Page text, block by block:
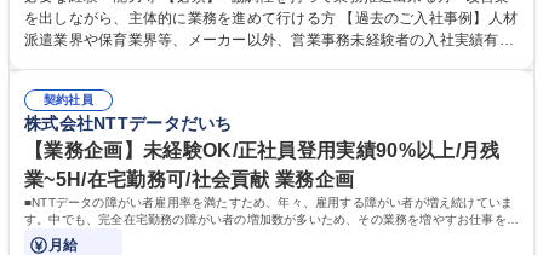
て業務を覚えていただくことが可能です。業務システムがきちんと構築さ
れているため、スムーズに仕事に慣れることができる環境です。また、
募集職種 【大阪・京都・滋賀】営業事務 ※未経験可
を出しながら、主体的に業務を進めて行ける方 【過去のご入社事例】人材
派遣業界や保育業界等、メーカー以外、営業事務未経験者の入社実績有
えて、お客様や社員の状況に合わせ、能動的なサポート、改善の動きも期
待され。組織を支えるスペシャリストとして、チームに貢献し、結果的に
社員から頼られる存在になることができます。平均19:30の退勤以降の業
務の持ち帰りも禁止されており、メリハリのある働き方となります。 学
歴・資格 学歴：大学院 大学 高専 短大 語学力： 資格：
契約社員
株式会社NTTデータだいち
【業務企画】未経験OK/正社員登用実績90%以上/月残
業~5H/在宅勤務可/社会貢献 業務企画
■NTTデータの障がい者雇用率を満たすため、年々、雇用する障がい者が増え続けていま
す。中でも、完全在宅勤務の障がい者の増加数が多いため、その業務を増やすお仕事を担
っていただきます。
月給